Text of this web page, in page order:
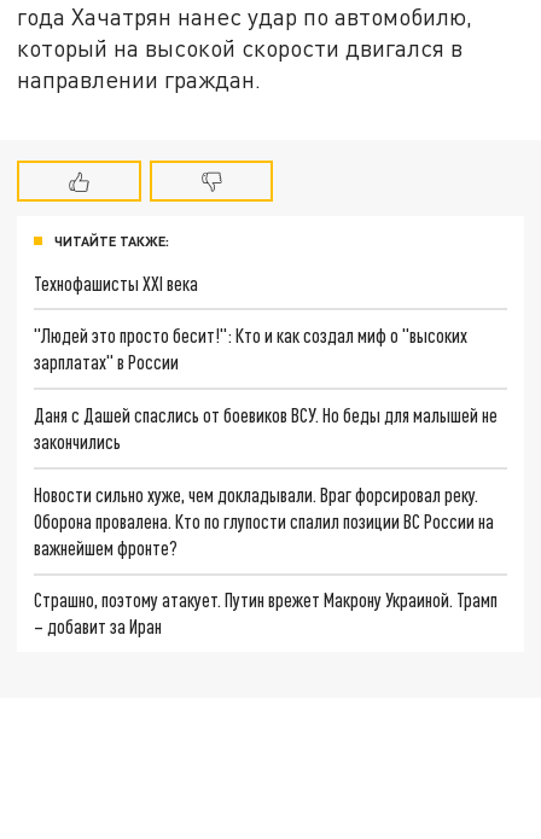
года Хачатрян нанес удар по автомобилю,
который на высокой скорости двигался в
направлении граждан.
ЧИТАЙТЕ ТАКЖЕ:
Технофашисты XXI века
"Людей это просто бесит!": Кто и как создал миф о "высоких
зарплатах" в России
Даня с Дашей спаслись от боевиков ВСУ. Но беды для малышей не
закончились
Новости сильно хуже, чем докладывали. Враг форсировал реку.
Оборона провалена. Кто по глупости спалил позиции ВС России на
важнейшем фронте?
Страшно, поэтому атакует. Путин врежет Макрону Украиной. Трамп
– добавит за Иран